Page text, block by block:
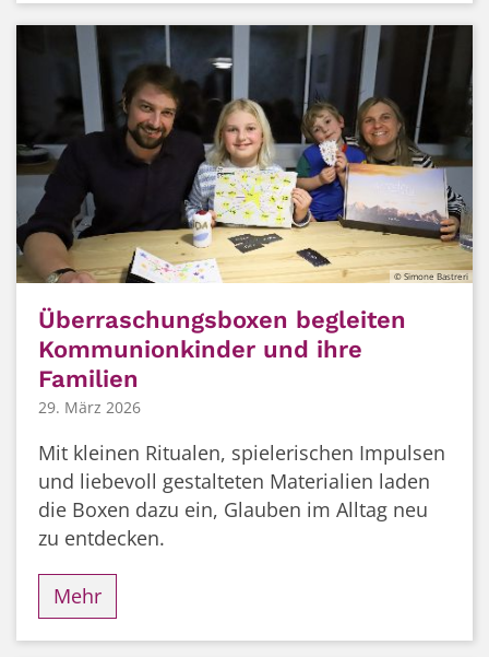
© Simone Bastreri
Überraschungsboxen begleiten
Kommunionkinder und ihre
Familien
29. März 2026
Mit kleinen Ritualen, spielerischen Impulsen
und liebevoll gestalteten Materialien laden
die Boxen dazu ein, Glauben im Alltag neu
zu entdecken.
Mehr